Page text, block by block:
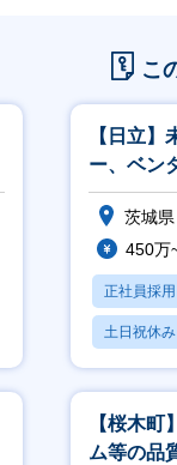
こ
【日立
ー、ベン
官公庁向
茨城県
450万
正社員採用
土日祝休み
産休・育
【桜木
ム等の品